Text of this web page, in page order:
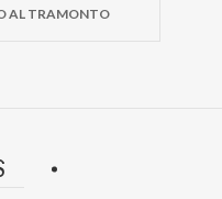
AL TRAMONTO